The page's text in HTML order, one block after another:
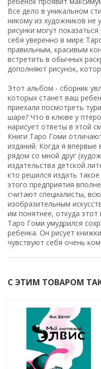
Все дело в уникальном
никому из художников не
рисунки могут
себя уверенно в мире
правильным, красивым
встретить в обычных
дополняют рисунок,
Этот альбом - сборник
которых станет ваш
приехали посмотреть
шаре? Что в клюве у
нарисует ответы в этой
Книги Таро Гоми
изданий. Когда я впервые
рядом со мной друг
издательства детской
кто решился издать
этого предприятия
считают специалисты,
изобразительным
им понятнее, откуда этот
Таро Гоми умудрился
ребенка. Он рисует
чувствуют себя очень
С ЭТИМ ТОВАРОМ